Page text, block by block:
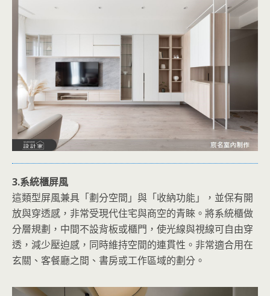
3.系統櫃屏風
這類型屏風兼具「劃分空間」與「收納功能」，並保有開
放與穿透感，非常受現代住宅與商空的青睞。將系統櫃做
分層規劃，中間不設背板或櫃門，使光線與視線可自由穿
透，減少壓迫感，同時維持空間的連貫性。非常適合用在
玄關、客餐廳之間、書房或工作區域的劃分。